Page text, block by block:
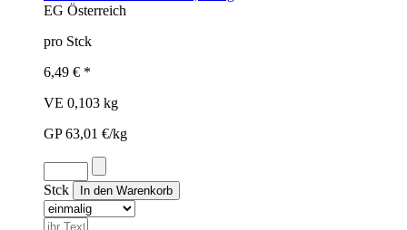
EG Österreich
pro Stck
6,49 € *
VE 0,103 kg
GP 63,01 €/kg
Stck